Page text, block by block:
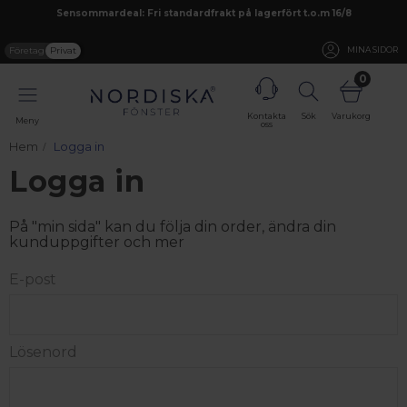
Sensommardeal: Fri standardfrakt på lagerfört t.o.m 16/8
Företag Privat MINA SIDOR
Meny
Kontakta
oss
Sök
0
Varukorg
Hem Logga in
Logga in
På "min sida" kan du följa din order, ändra din
kunduppgifter och mer
E-post
Lösenord